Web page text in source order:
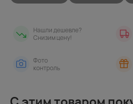
Нашли дешевле?
Снизим цену!
Фото
контроль